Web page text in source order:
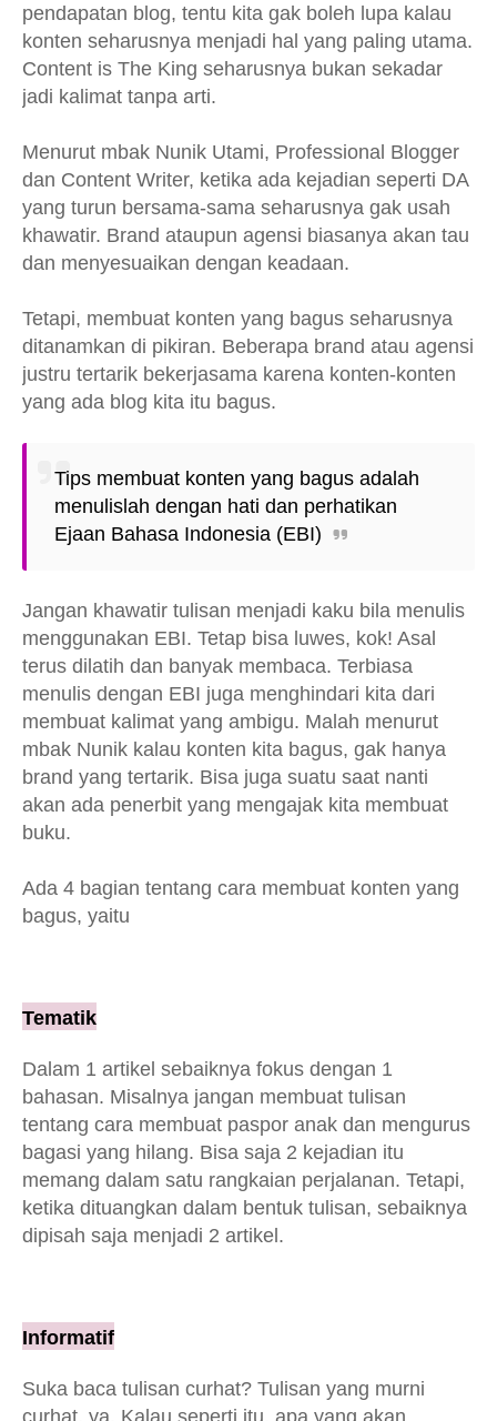
pendapatan blog, tentu kita gak boleh lupa kalau
konten seharusnya menjadi hal yang paling utama.
Content is The King seharusnya bukan sekadar
jadi kalimat tanpa arti.
Menurut mbak Nunik Utami, Professional Blogger
dan Content Writer, ketika ada kejadian seperti DA
yang turun bersama-sama seharusnya gak usah
khawatir. Brand ataupun agensi biasanya akan tau
dan menyesuaikan dengan keadaan.
Tetapi, membuat konten yang bagus seharusnya
ditanamkan di pikiran. Beberapa brand atau agensi
justru tertarik bekerjasama karena konten-konten
yang ada blog kita itu bagus.
Tips membuat konten yang bagus adalah
menulislah dengan hati dan perhatikan
Ejaan Bahasa Indonesia (EBI)
Jangan khawatir tulisan menjadi kaku bila menulis
menggunakan EBI. Tetap bisa luwes, kok! Asal
terus dilatih dan banyak membaca. Terbiasa
menulis dengan EBI juga menghindari kita dari
membuat kalimat yang ambigu. Malah menurut
mbak Nunik kalau konten kita bagus, gak hanya
brand yang tertarik. Bisa juga suatu saat nanti
akan ada penerbit yang mengajak kita membuat
buku.
Ada 4 bagian tentang cara membuat konten yang
bagus, yaitu
Tematik
Dalam 1 artikel sebaiknya fokus dengan 1
bahasan. Misalnya jangan membuat tulisan
tentang cara membuat paspor anak dan mengurus
bagasi yang hilang. Bisa saja 2 kejadian itu
memang dalam satu rangkaian perjalanan. Tetapi,
ketika dituangkan dalam bentuk tulisan, sebaiknya
dipisah saja menjadi 2 artikel.
Informatif
Suka baca tulisan curhat? Tulisan yang murni
curhat, ya. Kalau seperti itu, apa yang akan